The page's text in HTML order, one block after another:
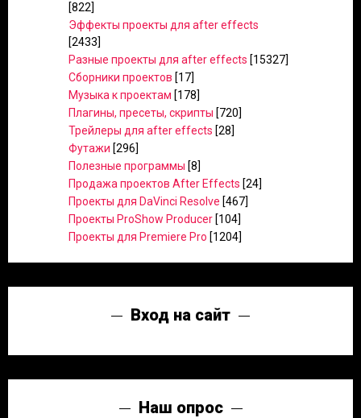
[822]
Эффекты проекты для after effects
[2433]
Разные проекты для after effects [15327]
Сборники проектов [17]
Музыка к проектам [178]
Плагины, пресеты, скрипты [720]
Трейлеры для after effects [28]
Футажи [296]
Полезные программы [8]
Продажа проектов After Effects [24]
Проекты для DaVinci Resolve [467]
Проекты ProShow Producer [104]
Проекты для Premiere Pro [1204]
Вход на сайт
Наш опрос